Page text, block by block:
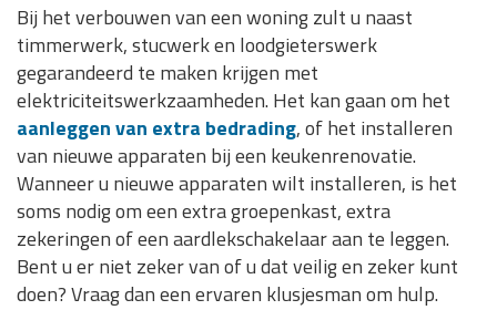
Bij het verbouwen van een woning zult u naast
timmerwerk, stucwerk en loodgieterswerk
gegarandeerd te maken krijgen met
elektriciteitswerkzaamheden. Het kan gaan om het
aanleggen van extra bedrading, of het installeren
van nieuwe apparaten bij een keukenrenovatie.
Wanneer u nieuwe apparaten wilt installeren, is het
soms nodig om een extra groepenkast, extra
zekeringen of een aardlekschakelaar aan te leggen.
Bent u er niet zeker van of u dat veilig en zeker kunt
doen? Vraag dan een ervaren klusjesman om hulp.